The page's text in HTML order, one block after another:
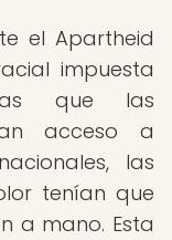
el Apartheid
impuesta
que las
acceso a
las
tenían que
a mano. Esta